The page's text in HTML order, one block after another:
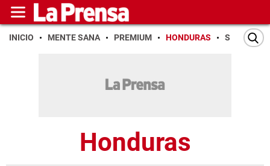
INICIO MENTE SANA PREMIUM HONDURAS SAN PEDRO
Honduras